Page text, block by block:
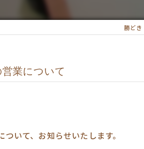
勝どき
業について
いて、お知らせいたします。